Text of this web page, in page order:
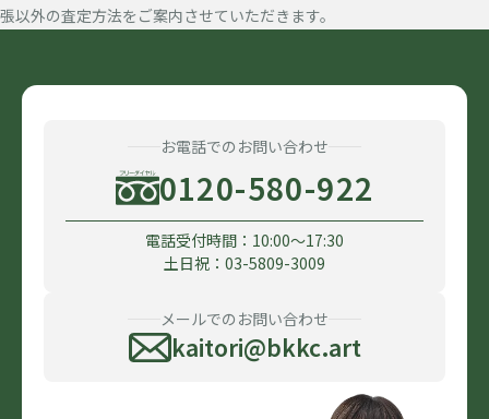
張以外の査定方法をご案内させていただきます。
お電話でのお問い合わせ
0120-580-922
電話受付時間：10:00〜17:30
土日祝：03-5809-3009
メールでのお問い合わせ
kaitori@bkkc.art